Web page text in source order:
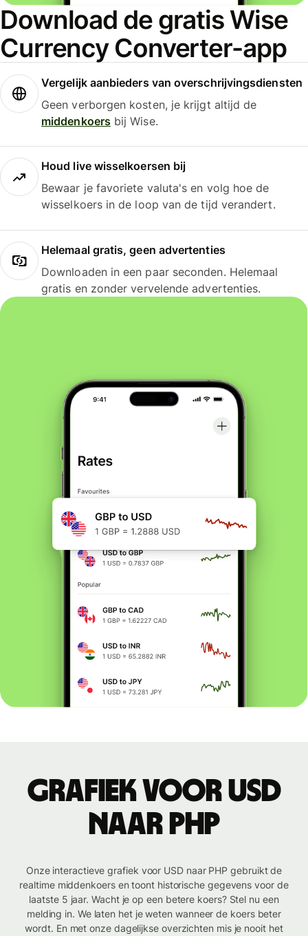
Download de gratis Wise
Currency Converter-app
Vergelijk aanbieders van overschrijvingsdiensten
Geen verborgen kosten, je krijgt altijd de
middenkoersbij Wise.
Houd live wisselkoersen bij
Bewaar je favoriete valuta's en volg hoe de
wisselkoers in de loop van de tijd verandert.
Helemaal gratis, geen advertenties
Downloaden in een paar seconden. Helemaal
gratis en zonder vervelende advertenties.
Grafiek voor USD
naar PHP
Onze interactieve grafiek voor USD naar PHP gebruikt de
realtime middenkoers en toont historische gegevens voor de
laatste 5 jaar. Wacht je op een betere koers? Stel nu een
melding in. We laten het je weten wanneer de koers beter
wordt. En met onze dagelijkse overzichten mis je nooit het